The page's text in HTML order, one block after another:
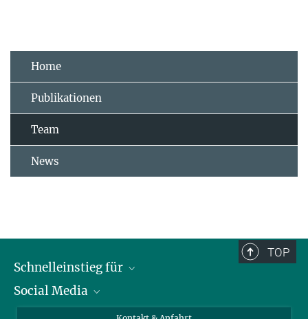
Home
Publikationen
Team
News
TOP
Schnelleinstieg für
Journalist*innen
Social Media